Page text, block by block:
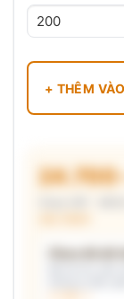
+ THÊM
24.700